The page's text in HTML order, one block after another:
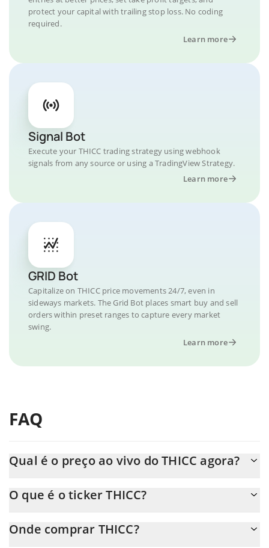
protect your capital with trailing stop loss. No coding
required.
Learn more
Signal Bot
Execute your THICC trading strategy using webhook
signals from any source or using a TradingView Strategy.
Learn more
GRID Bot
Capitalize on THICC price movements 24/7, even in
sideways markets. The Grid Bot places smart buy and sell
orders within preset ranges to capture every market
swing.
Learn more
FAQ
Qual é o preço ao vivo do THICC agora?
O que é o ticker THICC?
Onde comprar THICC?